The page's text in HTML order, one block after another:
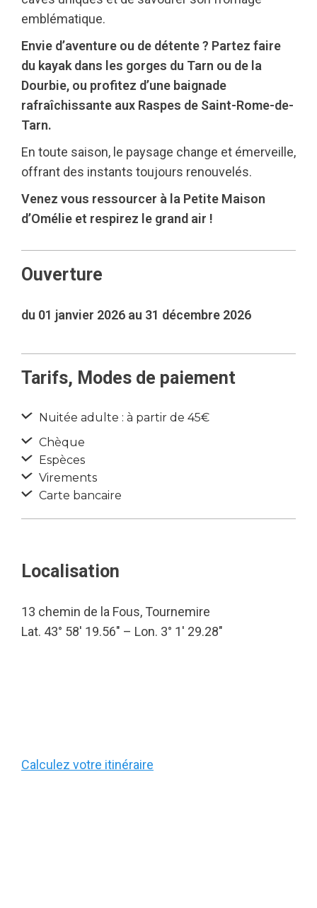
emblématique.
Envie d’aventure ou de détente ? Partez faire
du kayak dans les gorges du Tarn ou de la
Dourbie, ou profitez d’une baignade
rafraîchissante aux Raspes de Saint-Rome-de-
Tarn.
En toute saison, le paysage change et émerveille,
offrant des instants toujours renouvelés.
Venez vous ressourcer à la Petite Maison
d’Omélie et respirez le grand air !
Ouverture
du 01 janvier 2026 au 31 décembre 2026
Tarifs, Modes de paiement
Nuitée adulte : à partir de 45€
Chèque
Espèces
Virements
Carte bancaire
Localisation
13 chemin de la Fous, Tournemire
Lat. 43° 58′ 19.56″ – Lon. 3° 1′ 29.28″
Calculez votre itinéraire